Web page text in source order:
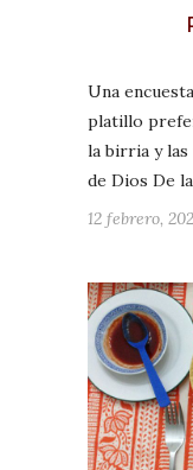
Una
platillo
la birria y las
de Dios De
12 febrero,